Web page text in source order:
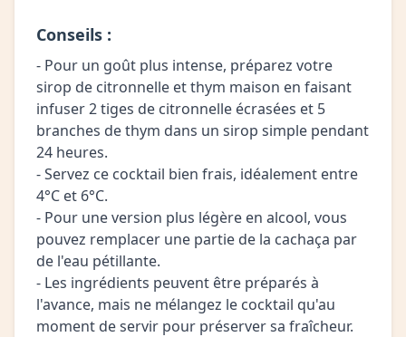
Conseils :
- Pour un goût plus intense, préparez votre
sirop de citronnelle et thym maison en faisant
infuser 2 tiges de citronnelle écrasées et 5
branches de thym dans un sirop simple pendant
24 heures.
- Servez ce cocktail bien frais, idéalement entre
4°C et 6°C.
- Pour une version plus légère en alcool, vous
pouvez remplacer une partie de la cachaça par
de l'eau pétillante.
- Les ingrédients peuvent être préparés à
l'avance, mais ne mélangez le cocktail qu'au
moment de servir pour préserver sa fraîcheur.